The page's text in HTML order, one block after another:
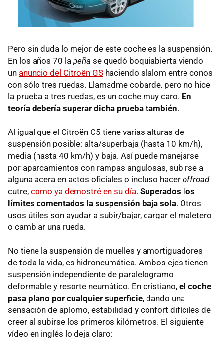
Pero sin duda lo mejor de este coche es la suspensión.
En los años 70 la peña se quedó boquiabierta viendo
un anuncio del Citroën GS haciendo slalom entre conos
con sólo tres ruedas. Llamadme cobarde, pero no hice
la prueba a tres ruedas, es un coche muy caro. En
teoría debería superar dicha prueba también.
Al igual que el Citroën C5 tiene varias alturas de
suspensión posible: alta/superbaja (hasta 10 km/h),
media (hasta 40 km/h) y baja. Así puede manejarse
por aparcamientos con rampas angulosas, subirse a
alguna acera en actos oficiales o incluso hacer offroad
cutre, como ya demostré en su día. Superados los
límites comentados la suspensión baja sola. Otros
usos útiles son ayudar a subir/bajar, cargar el maletero
o cambiar una rueda.
No tiene la suspensión de muelles y amortiguadores
de toda la vida, es hidroneumática. Ambos ejes tienen
suspensión independiente de paralelogramo
deformable y resorte neumático. En cristiano, el coche
pasa plano por cualquier superficie, dando una
sensación de aplomo, estabilidad y confort difíciles de
creer al subirse los primeros kilómetros. El siguiente
vídeo en inglés lo deja claro: